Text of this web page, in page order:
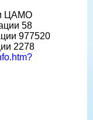
ЦАМО
58
977520
2278